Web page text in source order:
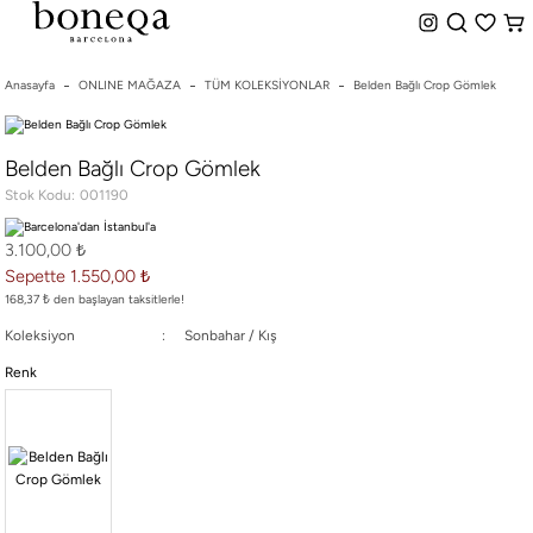
%50 ye Varan İndirim Hemen Teslim Seçeneği
Anasayfa ONLINE MAĞAZA TÜM KOLEKSİYONLAR Belden Bağlı Crop Gömlek
Belden Bağlı Crop Gömlek
Stok Kodu 001190
3.100,00 ₺
Sepette 1.550,00 ₺
168,37 ₺ den başlayan taksitlerle!
Koleksiyon Sonbahar / Kış
Renk
26 SS İLKBAHAR-YAZ
25/26 SONBAHAR-KIŞ
TÜM KOLEKSİYONLAR
ELBİSE
BLUZ & GÖMLEK
CEKET & YELEK
ETEK
PANTOLON
TiŞÖRT